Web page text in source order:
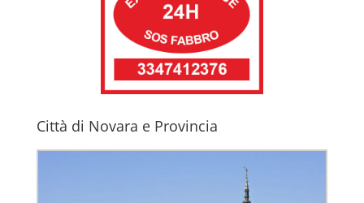
Città di Novara e Provincia